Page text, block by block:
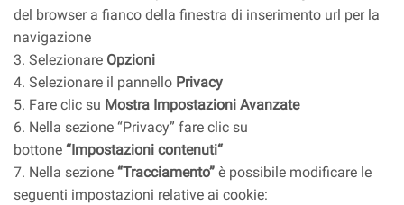
del browser a fianco della finestra di inserimento url per la
navigazione
3. Selezionare Opzioni
4. Selezionare il pannello Privacy
5. Fare clic su Mostra Impostazioni Avanzate
6. Nella sezione “Privacy” fare clic su
bottone “Impostazioni contenuti“
7. Nella sezione “Tracciamento” è possibile modificare le
seguenti impostazioni relative ai cookie: